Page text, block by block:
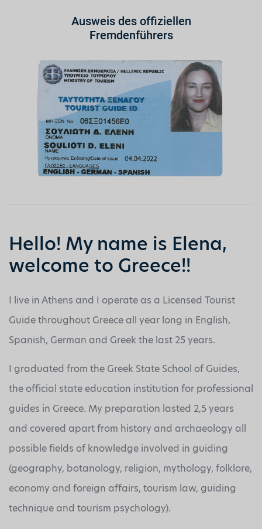
Ausweis des offiziellen
Fremdenführers
Hello! My name is Elena,
welcome to Greece!!
I live in Athens and I operate as a Licensed Tourist
Guide throughout Greece all year long in English,
Spanish, German and Greek the last 25 years.
I graduated from the Greek State School of Guides,
the official state education institution for professional
guides in Greece. My preparation lasted 2,5 years
and covered apart from history and archaeology all
possible fields of knowledge involved in guiding
(geography, botanology, religion, mythology, folklore,
economy and foreign affairs, tourism law, guiding
technique and tourism psychology).